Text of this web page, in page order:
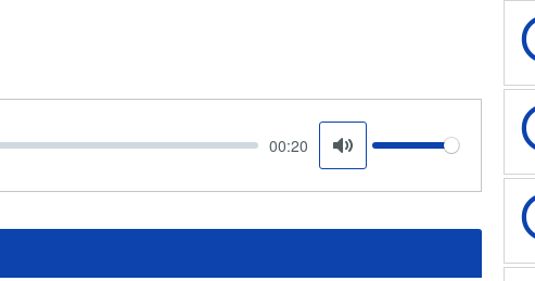
00:20
Mute
Volume